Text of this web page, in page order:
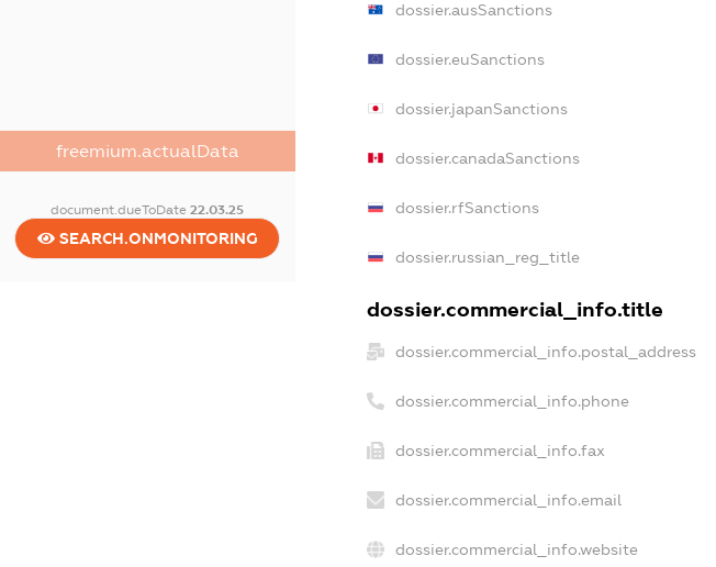
freemium.actualData
document.dueToDate22.03.25
SEARCH.ONMONITORING
dossier.ausSanctions
dossier.euSanctions
dossier.japanSanctions
dossier.canadaSanctions
dossier.rfSanctions
dossier.russian_reg_title
dossier.commercial_info.title
dossier.commercial_info.postal_address
dossier.commercial_info.phone
dossier.commercial_info.fax
dossier.commercial_info.email
dossier.commercial_info.website